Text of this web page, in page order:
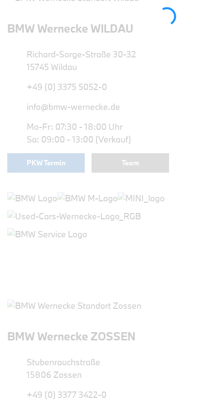
BMW Wernecke WILDAU
Richard-Sorge-Straße 30-32
15745 Wildau
+49 (0) 3375 5052-0
info@bmw-wernecke.de
Mo-Fr: 07:30 - 18:00 Uhr
Sa: 09:00 - 13:00 (Verkauf)
PKW Termin Team
BMW Wernecke ZOSSEN
Stubenrauchstraße
15806 Zossen
+49 (0) 3377 3422-0